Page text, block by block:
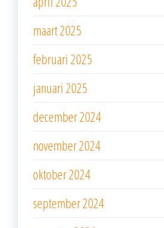
maart 2025
februari 2025
januari 2025
december 2024
november 2024
oktober 2024
september 2024